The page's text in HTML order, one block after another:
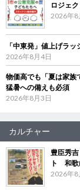
ロジェ
2026年8
「中東発」値上げラ
2026年8月4日
物価高でも「夏は家
猛暑への備えも必須
2026年8月3日
カルチャー
豊臣秀
ト 和歌
2026年8